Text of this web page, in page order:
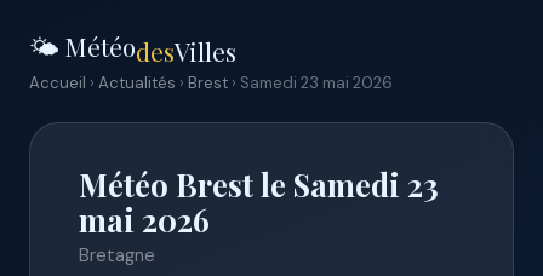
🌤️ MétéodesVilles
Accueil › Actualités › Brest › Samedi 23 mai 2026
Météo Brest le Samedi 23
mai 2026
Bretagne